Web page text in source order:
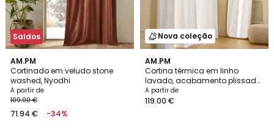
Saldos
AM.PM
Cortinado em veludo stone
washed, Nyodhi
A partir de
109.00 €
71.94 € -34%
3,3
/ 5
5
Cores
Nova coleção
AM.PM
Cortina térmica em linho
lavado, acabamento plissado,
PRIVATE
A partir de
119.00 €
4
Cores